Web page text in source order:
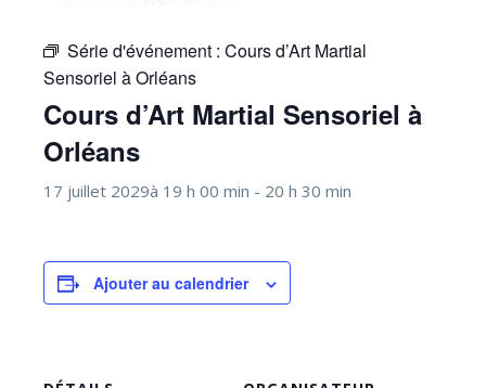
Série d'événement : Cours d’Art Martial
Sensoriel à Orléans
Cours d’Art Martial Sensoriel à
Orléans
17 juillet 2029à 19 h 00 min - 20 h 30 min
Ajouter au calendrier